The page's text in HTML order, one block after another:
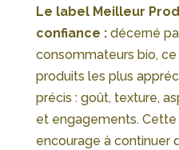
Le label Meilleur
confiance :décerné
consommateurs bio,
produits les plus
précis : goût, texture,
et engagements. Cette
encourage à continuer